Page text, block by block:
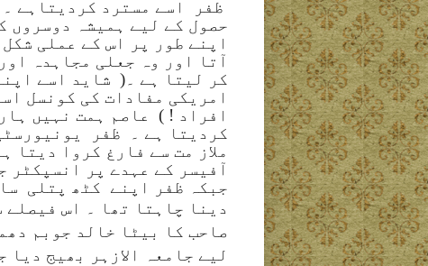
ظفر
اسے مسترد کردیتاہے
حصول کے لیے ہمیشہ دوسروں
اپنے طور پر اس کے عملی شکل
آتا اور وہ جعلی مجاہدہ
کر لیتا ہے ۔( شاید اسے
امریکی مفادات کی کونسل
افراد ! )
عاصم ہمت نہیں
کردیتا ہے ۔
ظفر
ملاز مت سے فارغ کروا دیتا
آفیسر کے عہدے پر انسپکٹر
جبکہ ظفر اپنے کٹھ پتلی
دینا چاہتا تھا ۔ اس فیصلے
صاحب کا بیٹا خالد جوبم
لیے جامعہ الازہر بھیج دیا